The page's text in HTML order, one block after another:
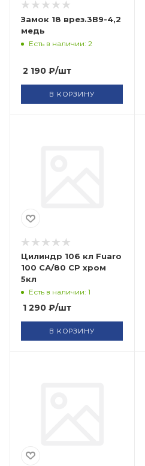
Замок 18 врез.3В9-4,2
медь
Есть в наличии: 2
2 190 ₽/шт
В КОРЗИНУ
Цилиндр 106 кл Fuaro
100 СА/80 СР хром
5кл
Есть в наличии: 1
1 290 ₽/шт
В КОРЗИНУ